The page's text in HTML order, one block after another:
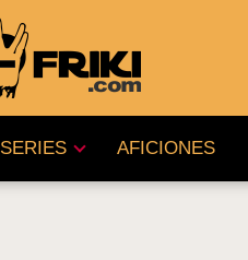
SERIES AFICIONES